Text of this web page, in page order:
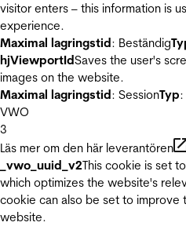
visitor enters – this information is
experience.
Maximal lagringstid: Beständig
hjViewportIdSaves the user's
images on the website.
Maximal lagringstid: SessionTyp:
VWO
3
Läs mer om den här leverantören
_vwo_uuid_v2This cookie is set
which optimizes the website's
cookie can also be set to improve
website.